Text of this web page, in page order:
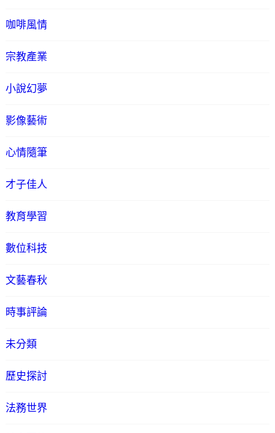
咖啡風情
宗教產業
小說幻夢
影像藝術
心情隨筆
才子佳人
教育學習
數位科技
文藝春秋
時事評論
未分類
歷史探討
法務世界